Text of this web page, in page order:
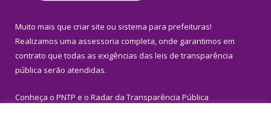
Muito mais que criar site ou sistema para prefeituras!
Realizamos uma assessoria completa, onde garantimos em
contrato que todas as exigências das leis de transparência
pública serão atendidas.
Conheça o PNTP e o Radar da Transparência Pública